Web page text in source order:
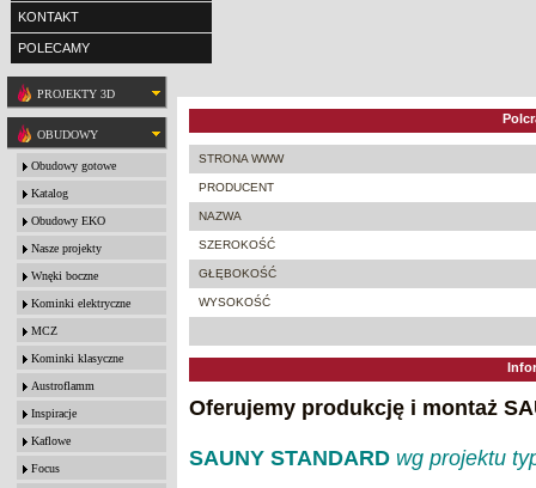
KONTAKT
POLECAMY
PROJEKTY 3D
OBUDOWY
Obudowy gotowe
Katalog
Obudowy EKO
Nasze projekty
Wnęki boczne
Kominki elektryczne
MCZ
Kominki klasyczne
Austroflamm
Inspiracje
Kaflowe
Focus
STRONA WWW
PRODUCENT
NAZWA
SZEROKOŚĆ
GŁĘBOKOŚĆ
WYSOKOŚĆ
Oferujemy produkcję i montaż
SAUNY STANDARD wg projektu